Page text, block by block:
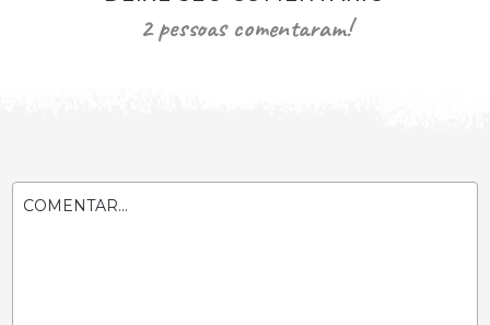
2 pessoas comentaram!
COMENTAR...